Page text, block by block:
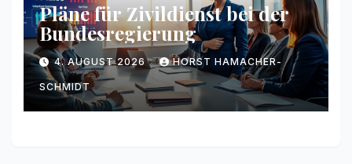
Pläne für Zivildienst bei der
Bundesregierung
4. AUGUST 2026 HORST HAMACHER-
SCHMIDT